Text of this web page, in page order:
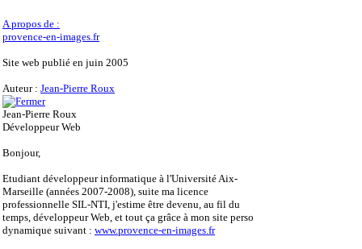
A propos de :
provence-en-images.fr
Site web publié en juin 2005
Auteur : Jean-Pierre Roux
Jean-Pierre Roux
Développeur Web
Bonjour,
Etudiant développeur informatique à l'Université Aix-
Marseille (années 2007-2008), suite ma licence
professionnelle SIL-NTI, j'estime être devenu, au fil du
temps, développeur Web, et tout ça grâce à mon site perso
dynamique suivant : www.provence-en-images.fr